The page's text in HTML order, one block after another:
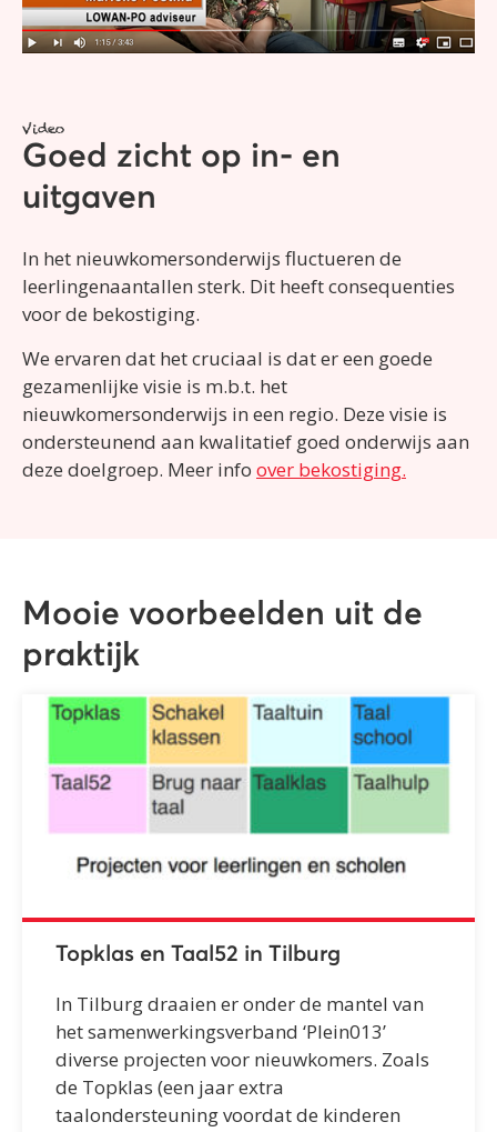
Video
Goed zicht op in- en
uitgaven
In het nieuwkomersonderwijs fluctueren de
leerlingenaantallen sterk. Dit heeft consequenties
voor de bekostiging.
We ervaren dat het cruciaal is dat er een goede
gezamenlijke visie is m.b.t. het
nieuwkomersonderwijs in een regio. Deze visie is
ondersteunend aan kwalitatief goed onderwijs aan
deze doelgroep. Meer info over bekostiging.
Mooie voorbeelden uit de
praktijk
Topklas en Taal52 in Tilburg
In Tilburg draaien er onder de mantel van
het samenwerkingsverband ‘Plein013’
diverse projecten voor nieuwkomers. Zoals
de Topklas (een jaar extra
taalondersteuning voordat de kinderen